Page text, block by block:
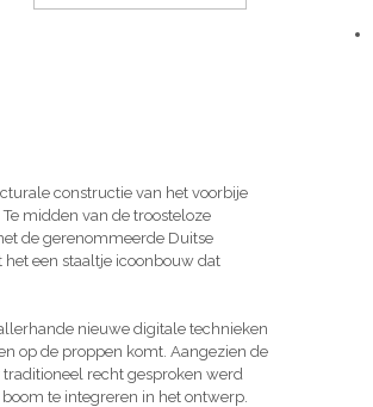
constructie van het voorbije
midden van de troosteloze
de gerenommeerde Duitse
een staaltje icoonbouw dat
nieuwe digitale technieken
op de proppen komt. Aangezien de
traditioneel recht gesproken werd
te integreren in het ontwerp.